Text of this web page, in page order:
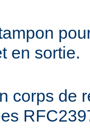
en sortie.
corps de